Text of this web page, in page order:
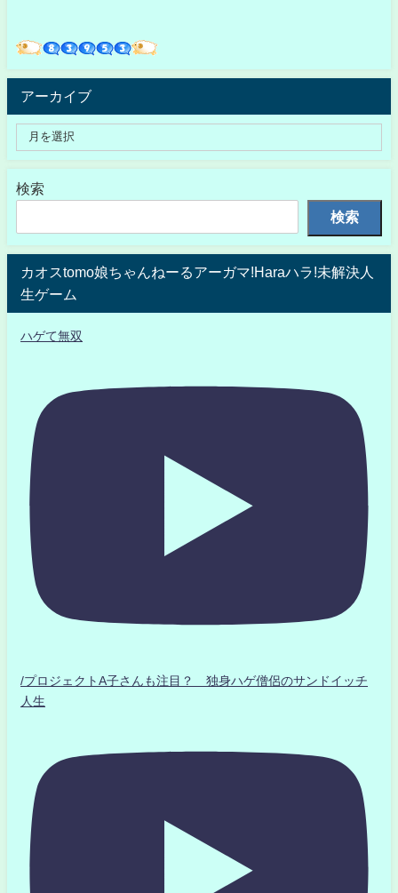
アーカイブ
検索
検索
カオスtomo娘ちゃんねーるアーガマ!Haraハラ!未解決人
生ゲーム
ハゲて無双
/プロジェクトA子さんも注目？ 独身ハゲ僧侶のサンドイッチ
人生